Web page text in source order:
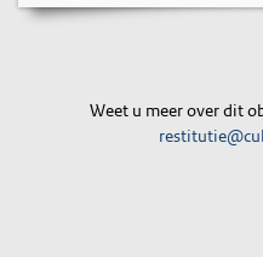
Weet u meer over dit